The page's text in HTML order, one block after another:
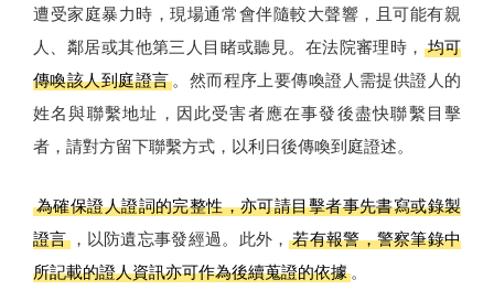
遭受家庭暴力時，現場通常會伴隨較大聲響，且可能有親
人、鄰居或其他第三人目睹或聽見。在法院審理時， 均可
傳喚該人到庭證言 。然而程序上要傳喚證人需提供證人的
姓名與聯繫地址，因此受害者應在事發後盡快聯繫目擊
者，請對方留下聯繫方式，以利日後傳喚到庭證述。
為確保證人證詞的完整性，亦可請目擊者事先書寫或錄製
證言，以防遺忘事發經過。此外，若有報警，警察筆錄中
所記載的證人資訊亦可作為後續蒐證的依據 。